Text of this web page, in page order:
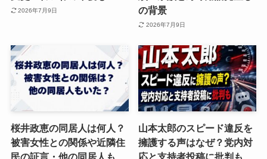
2026年7月9日
の背景
2026年7月9日
桜井政恵の同居人は何人？
被害女性との関係や近隣住
民の証言・他の同居人も
山本太郎のスピード違反を
擁護する声はなぜ？党内対
応と支持者投稿に批判も